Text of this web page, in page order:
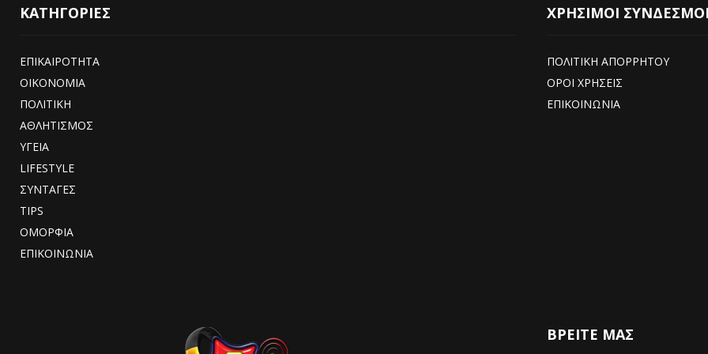
ΚΑΤΗΓΟΡΙΕΣ
ΕΠΙΚΑΙΡΟΤΗΤΑ
ΟΙΚΟΝΟΜΙΑ
ΠΟΛΙΤΙΚΗ
ΑΘΛΗΤΙΣΜΟΣ
ΥΓΕΙΑ
LIFESTYLE
ΣΥΝΤΑΓΕΣ
TIPS
ΟΜΟΡΦΙΑ
ΕΠΙΚΟΙΝΩΝΙΑ
ΧΡΗΣΙΜΟΙ
ΠΟΛΙΤΙΚΗ ΑΠΟΡΡΗΤΟΥ
ΟΡΟΙ ΧΡΗΣΕΙΣ
ΕΠΙΚΟΙΝΩΝΙΑ
ΒΡΕΊΤΕ ΜΑΣ